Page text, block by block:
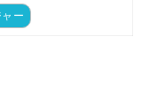
ャー